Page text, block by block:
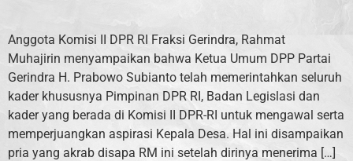
Anggota Komisi II DPR RI Fraksi Gerindra, Rahmat
Muhajirin menyampaikan bahwa Ketua Umum DPP Partai
Gerindra H. Prabowo Subianto telah memerintahkan seluruh
kader khususnya Pimpinan DPR RI, Badan Legislasi dan
kader yang berada di Komisi II DPR-RI untuk mengawal serta
memperjuangkan aspirasi Kepala Desa. Hal ini disampaikan
pria yang akrab disapa RM ini setelah dirinya menerima […]